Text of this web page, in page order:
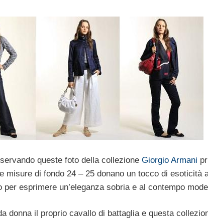
queste foto della collezione Giorgio Armani
misure di fondo 24 – 25 donano un tocco di esoticità
esprimere un’eleganza sobria e al contempo
donna il proprio cavallo di battaglia e questa